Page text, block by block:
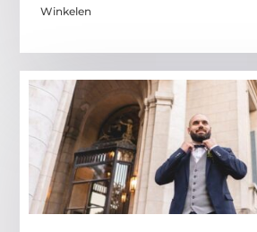
Winkelen